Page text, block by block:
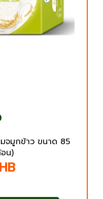
จมูกข้าว ขนาด 85
น)